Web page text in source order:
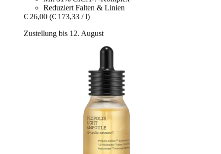
Reduziert Falten & Linien
€ 26,00 (€ 173,33 / l)
Zustellung bis 12. August